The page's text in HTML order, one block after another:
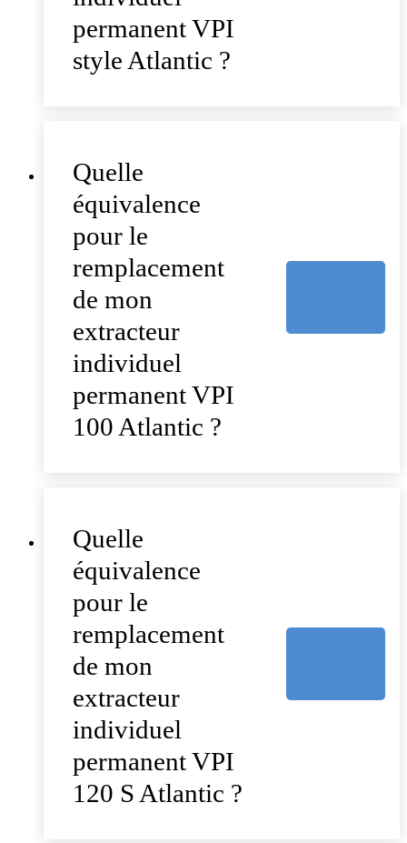
permanent VPI
style Atlantic ?
Quelle
équivalence
pour le
remplacement
de mon
extracteur
individuel
permanent VPI
100 Atlantic ?
Quelle
équivalence
pour le
remplacement
de mon
extracteur
individuel
permanent VPI
120 S Atlantic ?